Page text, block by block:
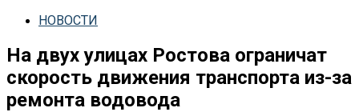
НОВОСТИ
На двух улицах Ростова ограничат
скорость движения транспорта из-за
ремонта водовода